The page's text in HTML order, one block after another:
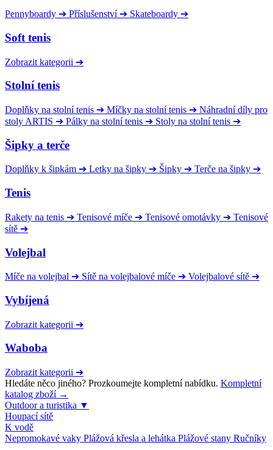
Pennyboardy ➔ Příslušenství ➔ Skateboardy ➔
Soft tenis
Zobrazit kategorii ➔
Stolní tenis
Doplňky na stolní tenis ➔ Míčky na stolní tenis ➔ Náhradní díly pro
stoly ARTIS ➔ Pálky na stolní tenis ➔ Stoly na stolní tenis ➔
Šipky a terče
Doplňky k šipkám ➔ Letky na šipky ➔ Šipky ➔ Terče na šipky ➔
Tenis
Rakety na tenis ➔ Tenisové míče ➔ Tenisové omotávky ➔ Tenisové
sítě ➔
Volejbal
Míče na volejbal ➔ Sítě na volejbalové míče ➔ Volejbalové sítě ➔
Vybíjená
Zobrazit kategorii ➔
Waboba
Zobrazit kategorii ➔
Hledáte něco jiného? Prozkoumejte kompletní nabídku. Kompletní
katalog zboží →
Outdoor a turistika ▼
Houpací sítě
K vodě
Nepromokavé vaky Plážová křesla a lehátka Plážové stany Ručníky